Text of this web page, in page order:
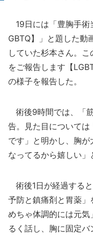
19日には「豊胸手術
GBTQ】」と題した動
していた杉本さん。
をご報告します【
の様子を報告した。
術後9時間では、「
告。見た目について
です」と明かし、胸
なってるから嬉しい」
術後1日が経過する
予防と鎮痛剤と胃薬
めちゃ体調的には元
るく話し、胸に固定